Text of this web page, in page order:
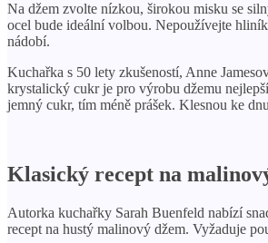
Na džem zvolte nízkou, širokou misku se
ocel bude ideální volbou. Nepoužívejte
nádobí.
Kuchařka s 50 lety zkušeností, Anne
krystalický cukr je pro výrobu džemu
jemný cukr, tím méně prášek. Klesnou ke
Klasický recept na
Autorka kuchařky Sarah Buenfeld nabízí
recept na hustý malinový džem. Vyžaduje